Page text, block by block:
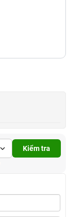
Kiểm tra